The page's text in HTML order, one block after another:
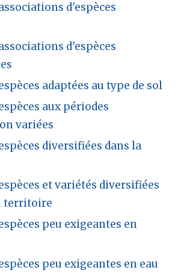
d'espèces
d'espèces
adaptées au type de sol
aux périodes
variées
diversifiées dans la
et variétés diversifiées
territoire
peu exigeantes en
peu exigeantes en eau